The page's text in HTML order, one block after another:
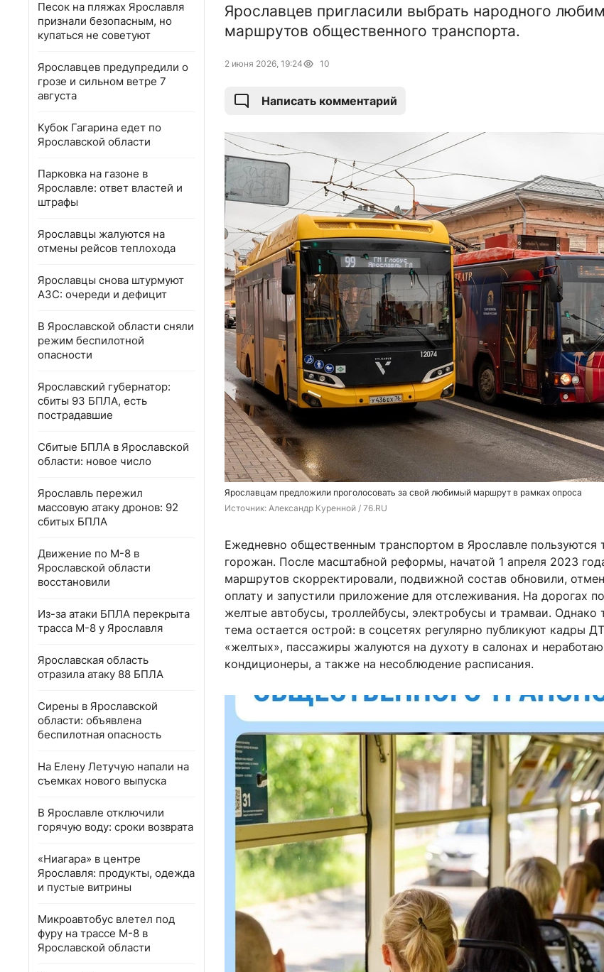
Песок на пляжах Ярославля
признали безопасным, но
купаться не советуют
Ярославцев предупредили о
грозе и сильном ветре 7
августа
Кубок Гагарина едет по
Ярославской области
Парковка на газоне в
Ярославле: ответ властей и
штрафы
Ярославцы жалуются на
отмены рейсов теплохода
Ярославцы снова штурмуют
АЗС: очереди и дефицит
В Ярославской области сняли
режим беспилотной
опасности
Ярославский губернатор:
сбиты 93 БПЛА, есть
пострадавшие
Сбитые БПЛА в Ярославской
области: новое число
Ярославль пережил
массовую атаку дронов: 92
сбитых БПЛА
Движение по М-8 в
Ярославской области
восстановили
Из-за атаки БПЛА перекрыта
трасса М-8 у Ярославля
Ярославская область
отразила атаку 88 БПЛА
Сирены в Ярославской
области: объявлена
беспилотная опасность
На Елену Летучую напали на
съемках нового выпуска
В Ярославле отключили
горячую воду: сроки возврата
«Ниагара» в центре
Ярославля: продукты, одежда
и пустые витрины
Микроавтобус влетел под
фуру на трассе М-8 в
Ярославской области
Ярославцев пригласили выбрать народного
маршрутов общественного транспорта.
2 июня 2026, 19:24 10
Написать комментарий
Ярославцам предложили проголосовать за свой любимый маршрут в рамках опроса
Источник: Александр Куренной / 76.RU
Ежедневно общественным транспортом в Ярославле пользуются
горожан. После масштабной реформы, начатой 1 апреля 2023
маршрутов скорректировали, подвижной состав обновили,
оплату и запустили приложение для отслеживания. На дорогах
желтые автобусы, троллейбусы, электробусы и трамваи. Однако
тема остается острой: в соцсетях регулярно публикуют кадры
«желтых», пассажиры жалуются на духоту в салонах и
кондиционеры, а также на несоблюдение расписания.